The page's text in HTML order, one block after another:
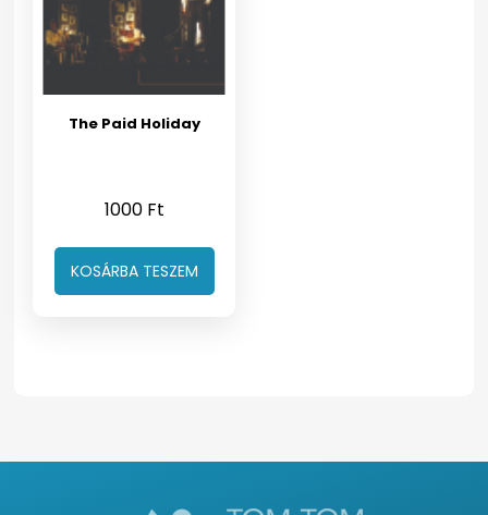
The Paid Holiday
1000 Ft
KOSÁRBA TESZEM